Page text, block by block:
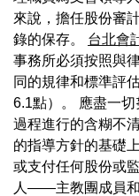
來說，擔任股份審
錄的保存。 台北會
事務所必須按照與
同的規律和標準評
6.1點）。 應盡一
過程進行的含糊不
的指導方針的基礎
或支付任何股份或
人——主教團成員